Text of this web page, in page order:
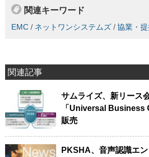
関連キーワード
EMC / ネットワンシステムズ / 協業・
関連記事
サムライズ、新リース
「Universal Business
販売
PKSHA、音声認識エ